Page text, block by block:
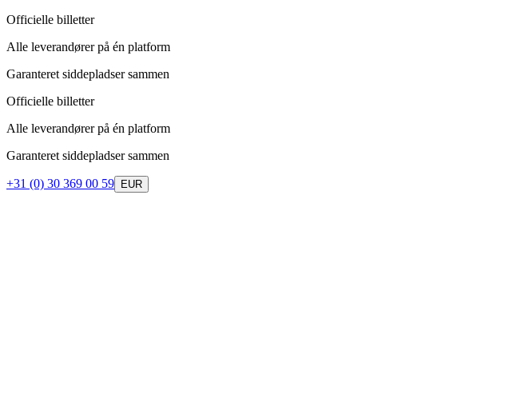
Officielle billetter
Alle leverandører på én platform
Garanteret siddepladser sammen
Officielle billetter
Alle leverandører på én platform
Garanteret siddepladser sammen
+31 (0) 30 369 00 59 EUR